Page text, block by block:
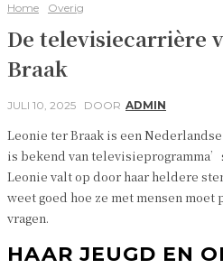
Home Overig
De televisiecarrière
Braak
JULI 10, 2025 DOOR ADMIN
Leonie ter Braak is een
is bekend van
Leonie valt op door haar heldere
weet goed hoe ze met mensen moet
vragen.
HAAR JEUGD EN